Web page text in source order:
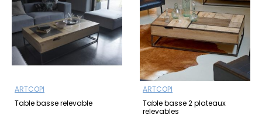
ARTCOPI
Table basse relevable
ARTCOPI
Table basse 2 plateaux
relevables